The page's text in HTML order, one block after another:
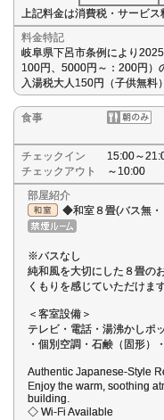
上記料金は消費税・サービス
料金特記
岐阜県下呂市条例により
100円、5000円～：200円）
入湯税大人150円（子供無料
食事
チェックイン
15:00～
チェックアウト
～10:00
部屋紹介
◆和室８畳(バス無・
※バスなし
純和風を大切にした８畳の
くもりを感じていただけま
＜客室設備＞
テレビ・電話・湯沸かしポ
・個別空調・石鹸（固形）
Authentic Japanese-Style
Enjoy the warm, soothing
building.
◇ Wi-Fi Available